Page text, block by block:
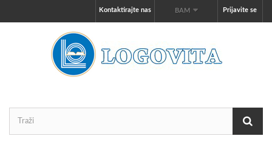
Prijavite se
BAM
Kontaktirajte nas